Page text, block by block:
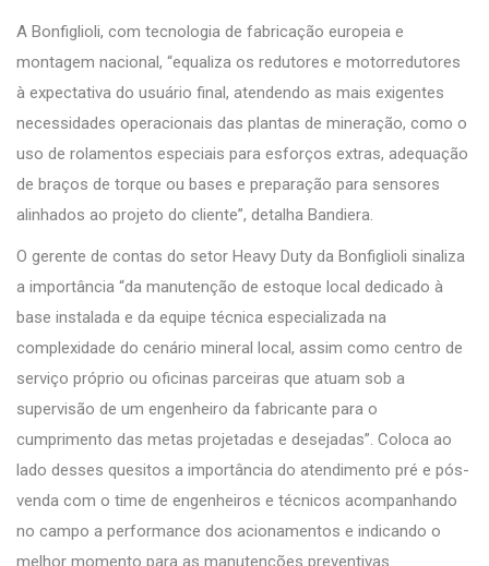
A Bonfiglioli, com tecnologia de fabricação europeia e
montagem nacional, “equaliza os redutores e motorredutores
à expectativa do usuário final, atendendo as mais exigentes
necessidades operacionais das plantas de mineração, como o
uso de rolamentos especiais para esforços extras, adequação
de braços de torque ou bases e preparação para sensores
alinhados ao projeto do cliente”, detalha Bandiera.
O gerente de contas do setor Heavy Duty da Bonfiglioli sinaliza
a importância “da manutenção de estoque local dedicado à
base instalada e da equipe técnica especializada na
complexidade do cenário mineral local, assim como centro de
serviço próprio ou oficinas parceiras que atuam sob a
supervisão de um engenheiro da fabricante para o
cumprimento das metas projetadas e desejadas”. Coloca ao
lado desses quesitos a importância do atendimento pré e pós-
venda com o time de engenheiros e técnicos acompanhando
no campo a performance dos acionamentos e indicando o
melhor momento para as manutenções preventivas.